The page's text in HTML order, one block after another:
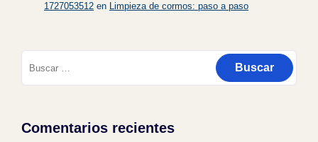
1727053512 en Limpieza de cormos: paso a paso
Comentarios recientes